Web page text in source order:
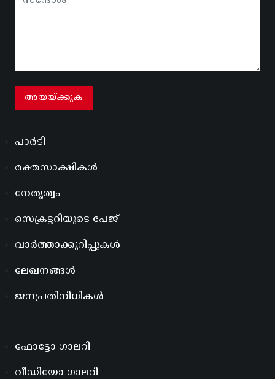
പാർടി
രക്തസാക്ഷികൾ
നേതൃത്വം
സെക്രട്ടറിയുടെ പേജ്
വാർത്താക്കുറിപ്പുകൾ
ലേഖനങ്ങൾ
ജനപ്രതിനിധികൾ
ഫോട്ടോ ഗാലറി
വീഡിയോ ഗാലറി